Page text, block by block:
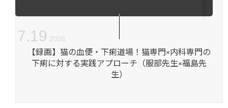
【録画】猫の血便・下痢道場！猫専門×内科専門の
下痢に対する実践アプローチ（服部先生×福島先
生）
7.19 2026